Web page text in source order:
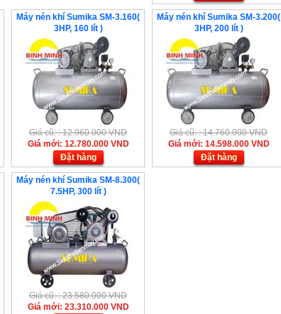
Máy nén khí Sumika SM-3.160(
3HP, 160 lít )
Giá cũ: : 12.960.000 VND
Giá mới: 12.780.000 VND
Đặt hàng
Máy nén khí Sumika SM-3.200(
3HP, 200 lít )
Giá cũ: : 14.760.000 VND
Giá mới: 14.598.000 VND
Đặt hàng
Máy nén khí Sumika SM-8.300(
7.5HP, 300 lít )
Giá cũ: : 23.580.000 VND
Giá mới: 23.310.000 VND